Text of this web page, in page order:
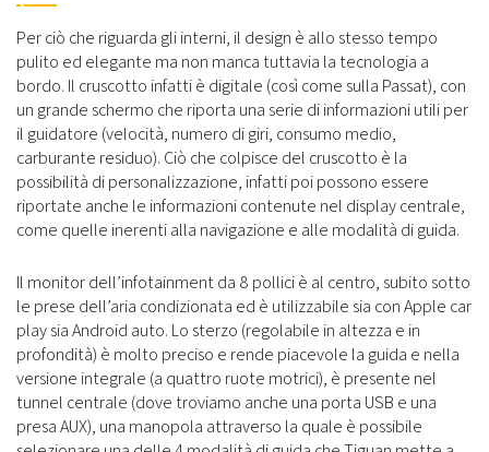
Per ciò che riguarda gli interni, il design è allo stesso tempo
pulito ed elegante ma non manca tuttavia la tecnologia a
bordo. Il cruscotto infatti è digitale (così come sulla Passat), con
un grande schermo che riporta una serie di informazioni utili per
il guidatore (velocità, numero di giri, consumo medio,
carburante residuo). Ciò che colpisce del cruscotto è la
possibilità di personalizzazione, infatti poi possono essere
riportate anche le informazioni contenute nel display centrale,
come quelle inerenti alla navigazione e alle modalità di guida.
Il monitor dell’infotainment da 8 pollici è al centro, subito sotto
le prese dell’aria condizionata ed è utilizzabile sia con Apple car
play sia Android auto. Lo sterzo (regolabile in altezza e in
profondità) è molto preciso e rende piacevole la guida e nella
versione integrale (a quattro ruote motrici), è presente nel
tunnel centrale (dove troviamo anche una porta USB e una
presa AUX), una manopola attraverso la quale è possibile